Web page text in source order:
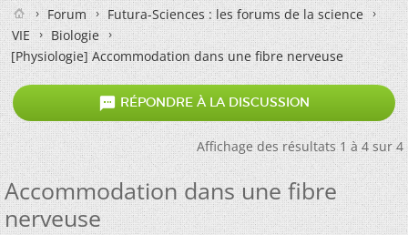
Forum
Futura-Sciences : les forums de la science
VIE
Biologie
[Physiologie]Accommodation dans une fibre nerveuse
 RÉPONDRE À LA DISCUSSION
Affichage des résultats 1 à 4 sur 4
Accommodation dans une fibre
nerveuse